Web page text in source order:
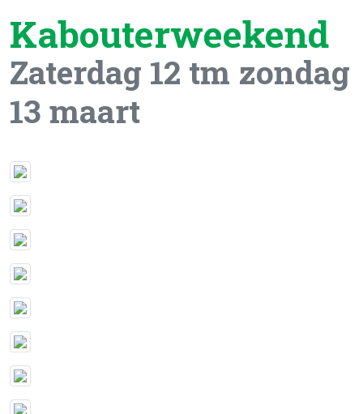
Kabouterweekend
Zaterdag 12 tm zondag
13 maart